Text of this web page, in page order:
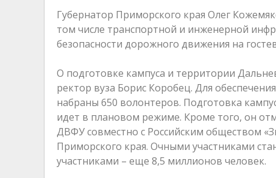
Губернатор Приморского края Олег
том числе транспортной и инженерной
безопасности дорожного движения на
О подготовке кампуса и территории
ректор вуза Борис Коробец. Для
набраны 650 волонтеров. Подготовка
идет в плановом режиме. Кроме того, он
ДВФУ совместно с Российским обществом
Приморского края. Очными участниками
участниками – еще 8,5 миллионов человек.